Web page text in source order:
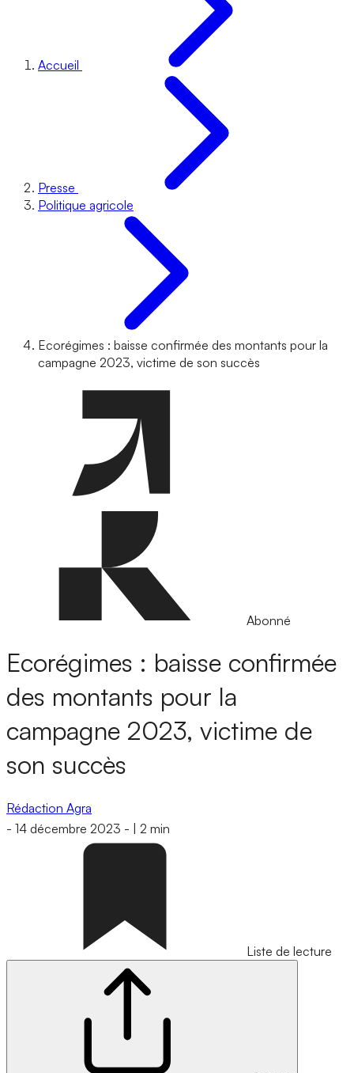
Accueil
Presse
Politique agricole
Ecorégimes : baisse confirmée des montants pour la
campagne 2023, victime de son succès
Abonné
Ecorégimes : baisse confirmée
des montants pour la
campagne 2023, victime de
son succès
Rédaction Agra
- 14 décembre 2023 - 2 min
Liste de lecture